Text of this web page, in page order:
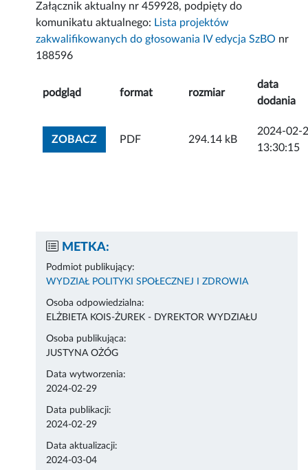
Załącznik aktualny nr 459928, podpięty do
komunikatu aktualnego: Lista projektów
zakwalifikowanych do głosowania IV edycja SzBO nr
188596
podgląd format rozmiar
data
dodania
ZOBACZZOBACZ ZAŁĄCZNIK
PDF 294.14 kB
2024-02-
13:30:15
METKA:
Podmiot publikujący:
WYDZIAŁ POLITYKI SPOŁECZNEJ I ZDROWIA
Osoba odpowiedzialna:
ELŻBIETA KOIS-ŻUREK - DYREKTOR WYDZIAŁU
Osoba publikująca:
JUSTYNA OŻÓG
Data wytworzenia:
2024-02-29
Data publikacji:
2024-02-29
Data aktualizacji:
2024-03-04